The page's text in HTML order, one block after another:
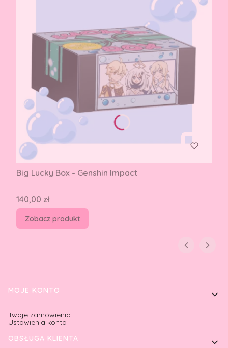
Big Lucky Box - Genshin Impact
Cena
140,00 zł
Zobacz produkt
Linki w stopce
MOJE KONTO
Twoje zamówienia
Ustawienia konta
OBSŁUGA KLIENTA